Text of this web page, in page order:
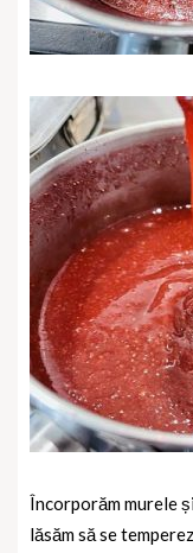
Încorporăm murele
lăsăm să se